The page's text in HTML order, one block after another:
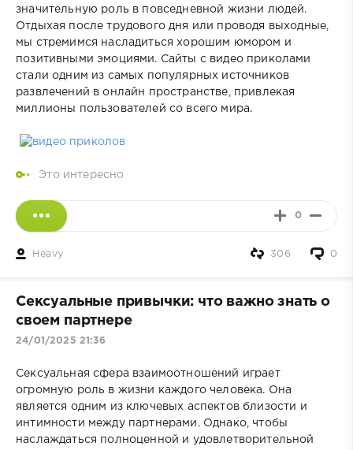
значительную роль в повседневной жизни людей.
Отдыхая после трудового дня или проводя выходные,
мы стремимся насладиться хорошим юмором и
позитивными эмоциями. Сайты с видео приколами
стали одним из самых популярных источников
развлечений в онлайн пространстве, привлекая
миллионы пользователей со всего мира.
Это интересно
0
Heavy 0
306
Сексуальные привычки: что важно знать о
своем партнере
24/01/2025 21:36
Сексуальная сфера взаимоотношений играет
огромную роль в жизни каждого человека. Она
является одним из ключевых аспектов близости и
интимности между партнерами. Однако, чтобы
наслаждаться полноценной и удовлетворительной